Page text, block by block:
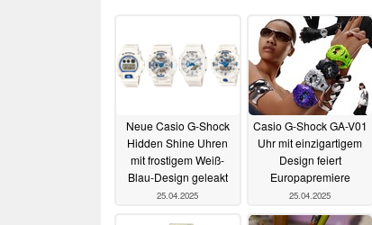
Neue Casio G-Shock
Hidden Shine Uhren
mit frostigem Weiß-
Blau-Design geleakt
25.04.2025
Casio G-Shock GA-V01
Uhr mit einzigartigem
Design feiert
Europapremiere
25.04.2025